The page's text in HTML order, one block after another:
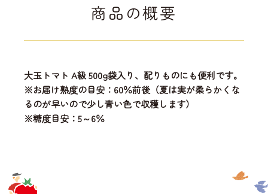
商品の概要
大玉トマト A級 500g袋入り、配りものにも便利です。
※お届け熟度の目安：60％前後（夏は実が柔らかくな
るのが早いので少し青い色で収穫します）
※糖度目安：5～6％